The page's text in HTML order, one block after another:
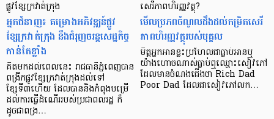
ផ្លូវខ្សែក្រវាត់ក្រុង
អ្នកជំនាញ៖ គម្រោងអភិវឌ្ឍន៍ផ្លូវ
ខ្សែក្រវាត់ក្រុង នឹងជំរុញចរន្តសេដ្ឋកិច្ច
កាន់តែខ្លាំង
គិតមកដល់ពេលនេះ រាជធានីភ្នំពេញបាន
ពង្រីកផ្លូវខ្សែក្រវាត់ក្រុងដល់ទៅ
ខ្សែទី៣ហើយ ដែលបាននិងកំពុងបម្រើ
ដល់ការធ្វើដំណើររបស់ប្រជាពលរដ្ឋ ក៏
ដូចជាពង្រ…
សេរីភាព​ហិរញ្ញ​វត្ថុ?
មើល​ប្រភព​ចំណូល​ដឹង​ដល់​កម្រិត​សេរី
ភាព​ហិរញ្ញ​វត្ថុ​របស់​បុគ្គល
មិត្ត​អ្នក​អាន​ខ្លះ​ប្រហែល​ជា​ធ្លាប់​អាន​ឬ​
យ៉ាង​ហោច​ណាស់​ធ្លាប់​ឮ​ឈ្មោះ​សៀវភៅ​
ដែល​មាន​ចំណង​ជើង​ថា Rich Dad
Poor Dad ដែល​ជា​សៀវភៅ​លក…